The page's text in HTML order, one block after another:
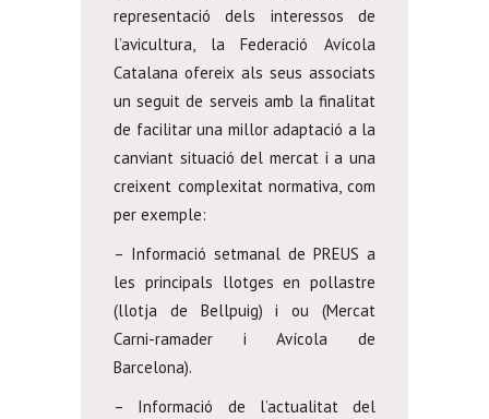
representació dels interessos de
l’avicultura, la Federació Avícola
Catalana ofereix als seus associats
un seguit de serveis amb la finalitat
de facilitar una millor adaptació a la
canviant situació del mercat i a una
creixent complexitat normativa, com
per exemple:
– Informació setmanal de PREUS a
les principals llotges en pollastre
(llotja de Bellpuig) i ou (Mercat
Carni-ramader i Avícola de
Barcelona).
– Informació de l’actualitat del